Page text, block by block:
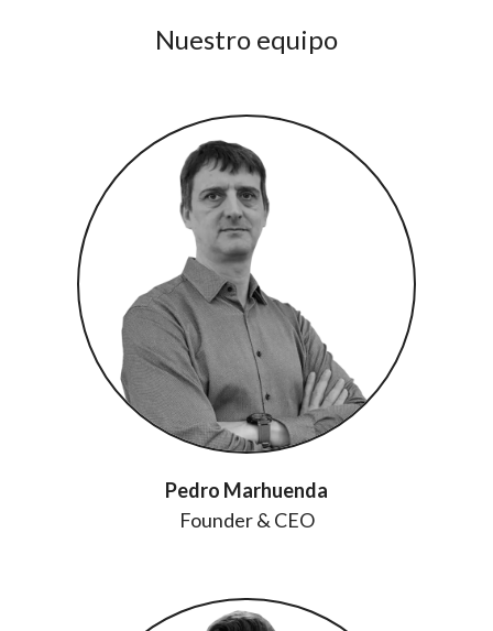
Nuestro equipo
Pedro Marhuenda
Founder & CEO